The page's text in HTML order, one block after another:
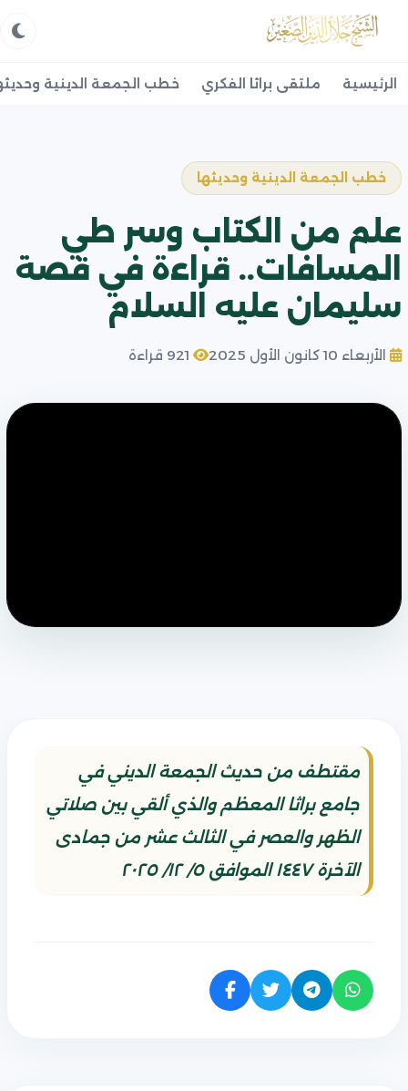
الرئيسية ملتقى براثا الفكري خطب الجمعة الدينية
خطب الجمعة الدينية وحديثها
علم من الكتاب وسر طي
المسافات.. قراءة في قصة
سليمان عليه السلام
الأربعاء 10 كانون الأول 2025
مقتطف من حديث الجمعة الديني في
جامع براثا المعظم والذي ألقي بين صلاتي
الظهر والعصر في الثالث عشر من جمادى
الآخرة ١٤٤٧ الموافق ٥/ ١٢/ ٢٠٢٥